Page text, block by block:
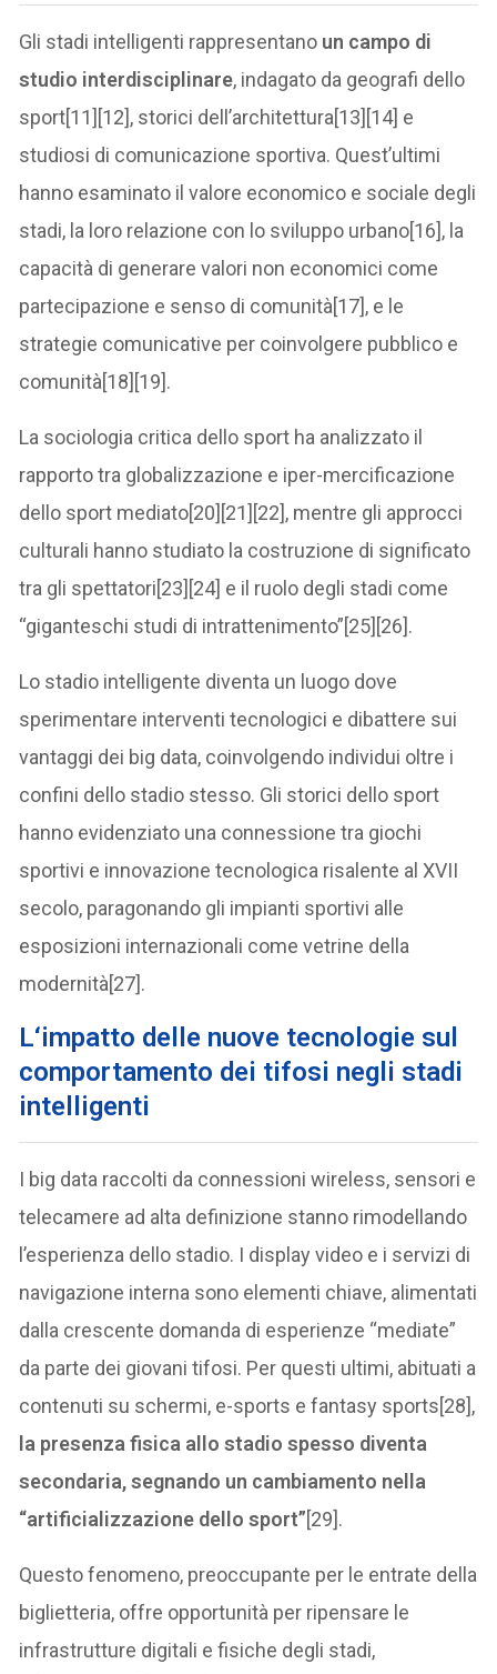
Gli stadi intelligenti rappresentano un campo di
studio interdisciplinare, indagato da geografi dello
sport[11][12], storici dell’architettura[13][14] e
studiosi di comunicazione sportiva. Quest’ultimi
hanno esaminato il valore economico e sociale degli
stadi, la loro relazione con lo sviluppo urbano[16], la
capacità di generare valori non economici come
partecipazione e senso di comunità[17], e le
strategie comunicative per coinvolgere pubblico e
comunità[18][19].
La sociologia critica dello sport ha analizzato il
rapporto tra globalizzazione e iper-mercificazione
dello sport mediato[20][21][22], mentre gli approcci
culturali hanno studiato la costruzione di significato
tra gli spettatori[23][24] e il ruolo degli stadi come
“giganteschi studi di intrattenimento”[25][26].
Lo stadio intelligente diventa un luogo dove
sperimentare interventi tecnologici e dibattere sui
vantaggi dei big data, coinvolgendo individui oltre i
confini dello stadio stesso. Gli storici dello sport
hanno evidenziato una connessione tra giochi
sportivi e innovazione tecnologica risalente al XVII
secolo, paragonando gli impianti sportivi alle
esposizioni internazionali come vetrine della
modernità[27].
L‘impatto delle nuove tecnologie sul
comportamento dei tifosi negli stadi
intelligenti
I big data raccolti da connessioni wireless, sensori e
telecamere ad alta definizione stanno rimodellando
l’esperienza dello stadio. I display video e i servizi di
navigazione interna sono elementi chiave, alimentati
dalla crescente domanda di esperienze “mediate”
da parte dei giovani tifosi. Per questi ultimi, abituati a
contenuti su schermi, e-sports e fantasy sports[28],
la presenza fisica allo stadio spesso diventa
secondaria, segnando un cambiamento nella
“artificializzazione dello sport”[29].
Questo fenomeno, preoccupante per le entrate della
biglietteria, offre opportunità per ripensare le
infrastrutture digitali e fisiche degli stadi,